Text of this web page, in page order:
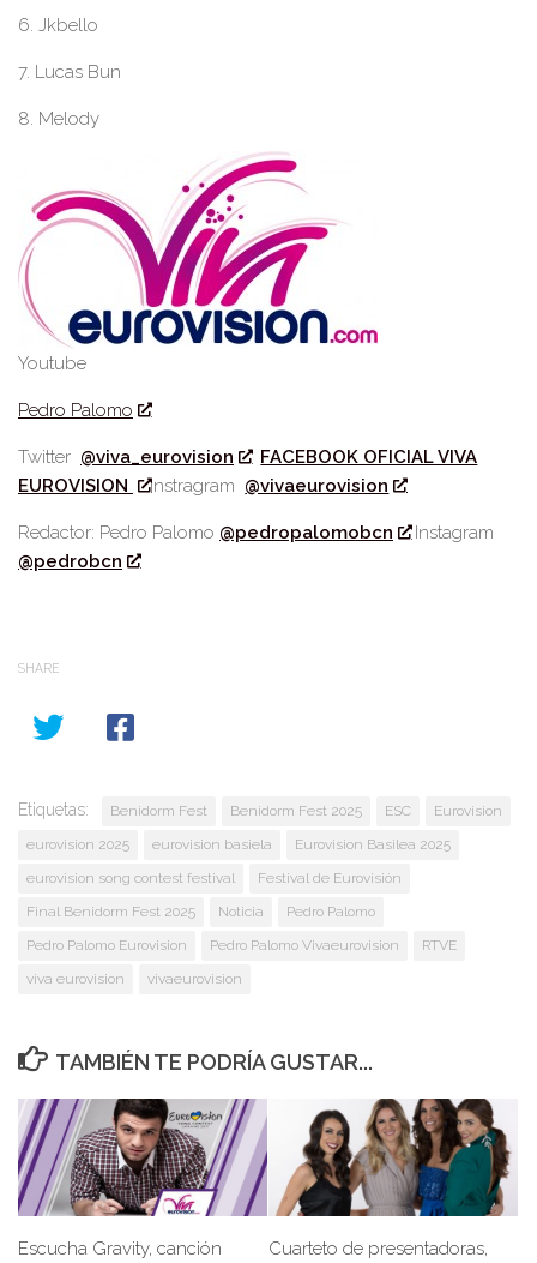
6. Jkbello
7. Lucas Bun
8. Melody
Youtube
Pedro Palomo
Twitter @viva_eurovision
FACEBOOK OFICIAL VIVA
EUROVISION
Instragram @vivaeurovision
Redactor: Pedro Palomo @pedropalomobcn
Instagram
@pedrobcn
SHARE
Etiquetas: Benidorm Fest Benidorm Fest 2025 ESC
Eurovision
eurovision 2025
eurovision basiela
Eurovision Basilea 2025
eurovision song contest festival
Festival de Eurovisión
Final Benidorm Fest 2025
Noticia
Pedro Palomo
Pedro Palomo Eurovision
Pedro Palomo Vivaeurovision
RTVE
viva eurovision
vivaeurovision
TAMBIÉN TE PODRÍA GUSTAR...
Escucha Gravity, canción
Cuarteto de presentadoras,